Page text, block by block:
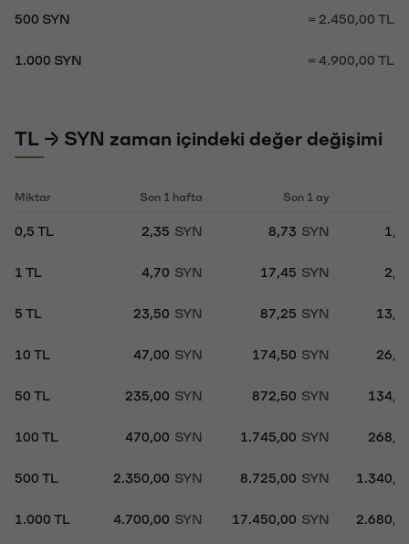
500 SYN = 2.450,00 TL
1.000 SYN = 4.900,00 TL
TL → SYN zaman içindeki değer değişimi
Miktar Son 1 hafta Son 1 ay
0,5 TL 2,35 SYN 8,73 SYN
1 TL 4,70 SYN 17,45 SYN
5 TL 23,50 SYN 87,25 SYN
10 TL 47,00 SYN 174,50 SYN
50 TL 235,00 SYN 872,50 SYN
100 TL 470,00 SYN 1.745,00 SYN
500 TL 2.350,00 SYN 8.725,00 SYN
1.000 TL 4.700,00 SYN 17.450,00 SYN